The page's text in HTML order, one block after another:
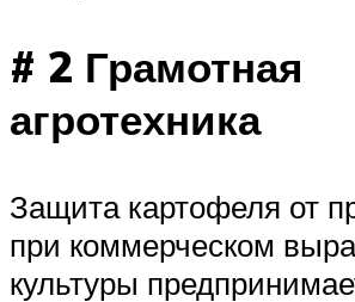
# 2 Грамотная
агротехника
Защита картофеля от
при коммерческом
культуры